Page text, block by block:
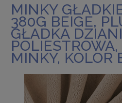
MINKY
380G BEIGE,
GŁADKA
MINKY, KOLOR